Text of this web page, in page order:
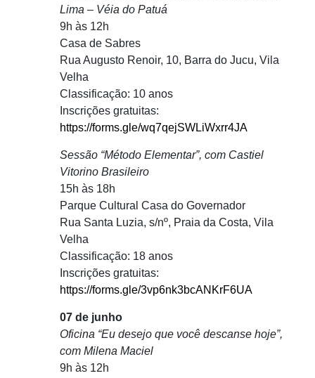
Lima – Véia do Patuá
9h às 12h
Casa de Sabres
Rua Augusto Renoir, 10, Barra do Jucu, Vila
Velha
Classificação: 10 anos
Inscrições gratuitas:
https://forms.gle/wq7qejSWLiWxrr4JA
Sessão “Método Elementar”, com Castiel
Vitorino Brasileiro
15h às 18h
Parque Cultural Casa do Governador
Rua Santa Luzia, s/nº, Praia da Costa, Vila
Velha
Classificação: 18 anos
Inscrições gratuitas:
https://forms.gle/3vp6nk3bcANKrF6UA
07 de junho
Oficina “Eu desejo que você descanse hoje”,
com Milena Maciel
9h às 12h